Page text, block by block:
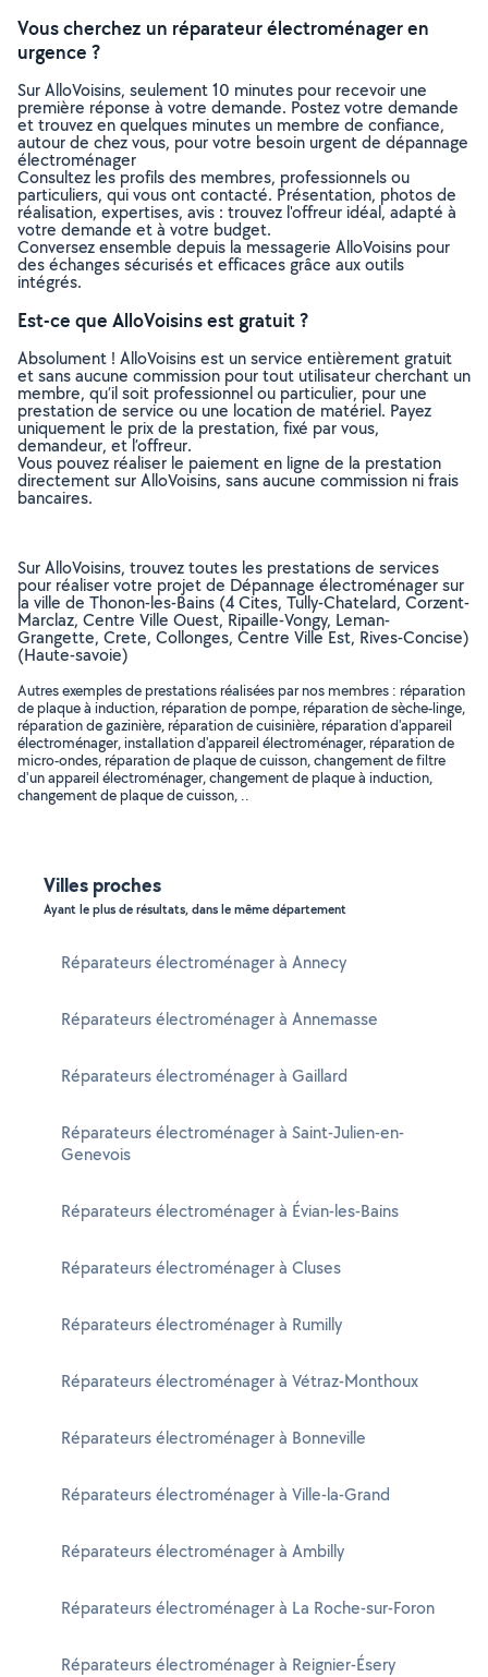
Vous cherchez un réparateur électroménager en
urgence ?
Sur AlloVoisins, seulement 10 minutes pour recevoir une
première réponse à votre demande. Postez votre demande
et trouvez en quelques minutes un membre de confiance,
autour de chez vous, pour votre besoin urgent de dépannage
électroménager
Consultez les profils des membres, professionnels ou
particuliers, qui vous ont contacté. Présentation, photos de
réalisation, expertises, avis : trouvez l'offreur idéal, adapté à
votre demande et à votre budget.
Conversez ensemble depuis la messagerie AlloVoisins pour
des échanges sécurisés et efficaces grâce aux outils
intégrés.
Est-ce que AlloVoisins est gratuit ?
Absolument ! AlloVoisins est un service entièrement gratuit
et sans aucune commission pour tout utilisateur cherchant un
membre, qu’il soit professionnel ou particulier, pour une
prestation de service ou une location de matériel. Payez
uniquement le prix de la prestation, fixé par vous,
demandeur, et l’offreur.
Vous pouvez réaliser le paiement en ligne de la prestation
directement sur AlloVoisins, sans aucune commission ni frais
bancaires.
Sur AlloVoisins, trouvez toutes les prestations de services
pour réaliser votre projet de Dépannage électroménager sur
la ville de Thonon-les-Bains (4 Cites, Tully-Chatelard, Corzent-
Marclaz, Centre Ville Ouest, Ripaille-Vongy, Leman-
Grangette, Crete, Collonges, Centre Ville Est, Rives-Concise)
(Haute-savoie)
Autres exemples de prestations réalisées par nos membres : réparation
de plaque à induction, réparation de pompe, réparation de sèche-linge,
réparation de gazinière, réparation de cuisinière, réparation d'appareil
électroménager, installation d'appareil électroménager, réparation de
micro-ondes, réparation de plaque de cuisson, changement de filtre
d'un appareil électroménager, changement de plaque à induction,
changement de plaque de cuisson, ..
Villes proches
Ayant le plus de résultats, dans le même département
Réparateurs électroménager à Annecy
Réparateurs électroménager à Annemasse
Réparateurs électroménager à Gaillard
Réparateurs électroménager à Saint-Julien-en-
Genevois
Réparateurs électroménager à Évian-les-Bains
Réparateurs électroménager à Cluses
Réparateurs électroménager à Rumilly
Réparateurs électroménager à Vétraz-Monthoux
Réparateurs électroménager à Bonneville
Réparateurs électroménager à Ville-la-Grand
Réparateurs électroménager à Ambilly
Réparateurs électroménager à La Roche-sur-Foron
Réparateurs électroménager à Reignier-Ésery